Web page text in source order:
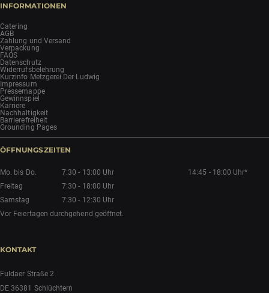
INFORMATIONEN
Catering
AGB
Zahlung und Versand
Verpackung
FAQS
Datenschutz
Widerrufsbelehrung
Kurzinfo Metzgerei Der Ludwig
Impressum
Pressemappe
Gewinnspiel
Karriere
Nachhaltigkeit
Barrierefreiheit
Grounding Pages
ÖFFNUNGSZEITEN
Mo. bis Do. 7:30 - 13:00 Uhr
14:45 - 18:00 Uhr*
Freitag
7:30 - 18:00 Uhr
Samstag
7:30 - 12:30 Uhr
Vor Feiertagen durchgehend geöffnet.
KONTAKT
Fuldaer Straße 2
DE 36381 Schlüchtern